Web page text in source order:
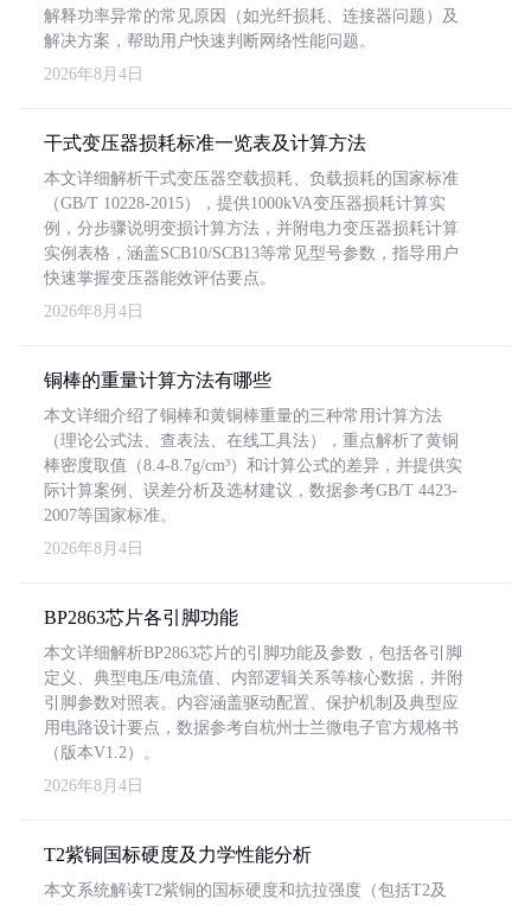
解释功率异常的常见原因（如光纤损耗、连接器问题）及
解决方案，帮助用户快速判断网络性能问题。
2026年8月4日
干式变压器损耗标准一览表及计算方法
本文详细解析干式变压器空载损耗、负载损耗的国家标准
（GB/T 10228-2015），提供1000kVA变压器损耗计算实
例，分步骤说明变损计算方法，并附电力变压器损耗计算
实例表格，涵盖SCB10/SCB13等常见型号参数，指导用户
快速掌握变压器能效评估要点。
2026年8月4日
铜棒的重量计算方法有哪些
本文详细介绍了铜棒和黄铜棒重量的三种常用计算方法
（理论公式法、查表法、在线工具法），重点解析了黄铜
棒密度取值（8.4-8.7g/cm³）和计算公式的差异，并提供实
际计算案例、误差分析及选材建议，数据参考GB/T 4423-
2007等国家标准。
2026年8月4日
BP2863芯片各引脚功能
本文详细解析BP2863芯片的引脚功能及参数，包括各引脚
定义、典型电压/电流值、内部逻辑关系等核心数据，并附
引脚参数对照表。内容涵盖驱动配置、保护机制及典型应
用电路设计要点，数据参考自杭州士兰微电子官方规格书
（版本V1.2）。
2026年8月4日
T2紫铜国标硬度及力学性能分析
本文系统解读T2紫铜的国标硬度和抗拉强度（包括T2及